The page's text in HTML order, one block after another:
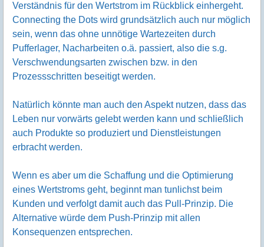
Verständnis für den Wertstrom im Rückblick einhergeht.
Connecting the Dots wird grundsätzlich auch nur möglich
sein, wenn das ohne unnötige Wartezeiten durch
Pufferlager, Nacharbeiten o.ä. passiert, also die s.g.
Verschwendungsarten zwischen bzw. in den
Prozessschritten beseitigt werden.
Natürlich könnte man auch den Aspekt nutzen, dass das
Leben nur vorwärts gelebt werden kann und schließlich
auch Produkte so produziert und Dienstleistungen
erbracht werden.
Wenn es aber um die Schaffung und die Optimierung
eines Wertstroms geht, beginnt man tunlichst beim
Kunden und verfolgt damit auch das Pull-Prinzip. Die
Alternative würde dem Push-Prinzip mit allen
Konsequenzen entsprechen.